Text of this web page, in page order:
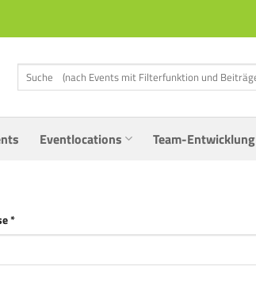
Suchen
nach:
Eventlocations Team-Entwicklung
*Erforderlich